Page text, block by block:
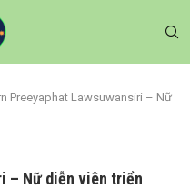
Preeyaphat Lawsuwansiri – Nữ
– Nữ diễn viên triển